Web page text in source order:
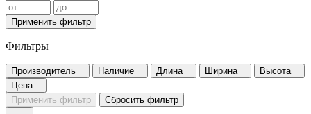
Применить фильтр
Фильтры
Производитель Наличие Длина Ширина
Высота
Цена
Применить фильтр
Сбросить фильтр